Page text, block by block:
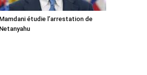
Mamdani étudie l’arrestation de
Netanyahu